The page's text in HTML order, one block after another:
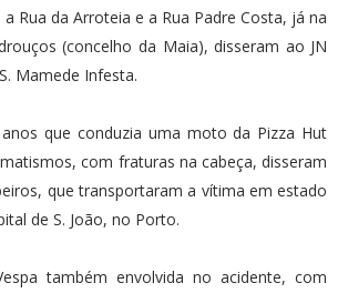
Rua da Arroteia e a Rua Padre Costa, já na
(concelho da Maia), disseram ao JN
Mamede Infesta.
que conduzia uma moto da Pizza Hut
com fraturas na cabeça, disseram
que transportaram a vítima em estado
de S. João, no Porto.
também envolvida no acidente, com